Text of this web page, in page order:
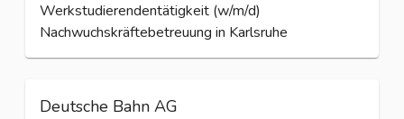
Werkstudierendentätigkeit (w/m/d)
Nachwuchskräftebetreuung in Karlsruhe
Deutsche Bahn AG